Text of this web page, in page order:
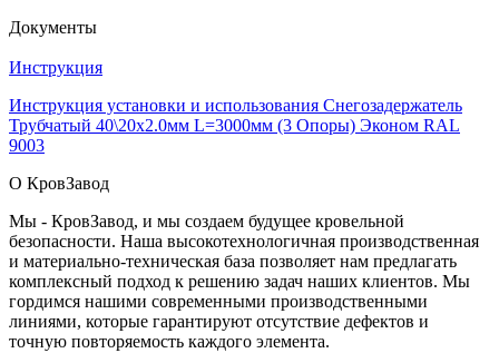
Документы
Инструкция
Инструкция установки и использования Снегозадержатель
Трубчатый 40\20х2.0мм L=3000мм (3 Опоры) Эконом RAL
9003
О КровЗавод
Мы - КровЗавод, и мы создаем будущее кровельной
безопасности. Наша высокотехнологичная производственная
и материально-техническая база позволяет нам предлагать
комплексный подход к решению задач наших клиентов. Мы
гордимся нашими современными производственными
линиями, которые гарантируют отсутствие дефектов и
точную повторяемость каждого элемента.